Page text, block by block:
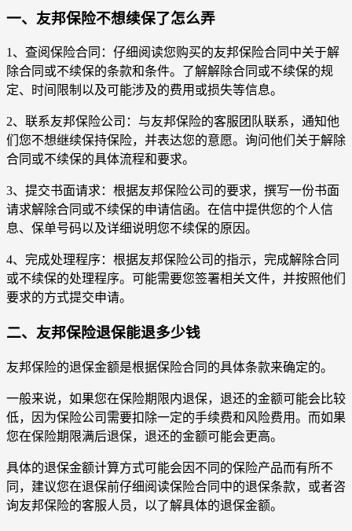
一、友邦保险不想续保了怎么弄
1、查阅保险合同：仔细阅读您购买的友邦保险合同中关于解
除合同或不续保的条款和条件。了解解除合同或不续保的规
定、时间限制以及可能涉及的费用或损失等信息。
2、联系友邦保险公司：与友邦保险的客服团队联系，通知他
们您不想继续保持保险，并表达您的意愿。询问他们关于解除
合同或不续保的具体流程和要求。
3、提交书面请求：根据友邦保险公司的要求，撰写一份书面
请求解除合同或不续保的申请信函。在信中提供您的个人信
息、保单号码以及详细说明您不续保的原因。
4、完成处理程序：根据友邦保险公司的指示，完成解除合同
或不续保的处理程序。可能需要您签署相关文件，并按照他们
要求的方式提交申请。
二、友邦保险退保能退多少钱
友邦保险的退保金额是根据保险合同的具体条款来确定的。
一般来说，如果您在保险期限内退保，退还的金额可能会比较
低，因为保险公司需要扣除一定的手续费和风险费用。而如果
您在保险期限满后退保，退还的金额可能会更高。
具体的退保金额计算方式可能会因不同的保险产品而有所不
同，建议您在退保前仔细阅读保险合同中的退保条款，或者咨
询友邦保险的客服人员，以了解具体的退保金额。